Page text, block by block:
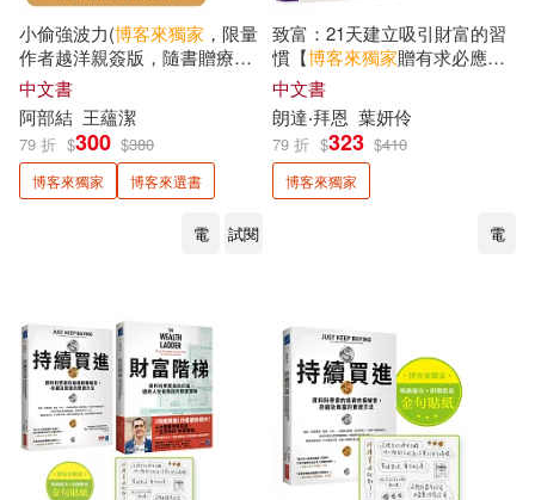
凱蒂．史考特(2)
凱西‧威利斯(2) 劉世美(2)
劉必榮(2) 劉梓潔(2)
勞倫斯．康寧漢(2)
卡米兒（Camiel）(2)
原田比香(2) 古賀史健(2)
天下生活(2) 小木馬出版(2)
小樹文化(2) 左西心創藝(2)
巴巴文化(2) 幼獅文化(2)
日日幸福(2) 易富文化(2)
星出版(2) 有鹿文化(2)
東美出版事業有限公司(2)
小偷強波力(博客來獨家 ，限量
作者越洋親簽版，隨書贈療心
明信片)
中文書
阿部結 王蘊潔
79 折 $300 $380
博客來獨家 博客來選書
電 試閱
致富：21天建立吸引財富的習
慣【博客來獨家贈有求必應財
富貼紙/《祕密》作者最新公
開】
中文書
朗達‧拜恩 葉妍伶
79 折 $323 $410
博客來獨家
電